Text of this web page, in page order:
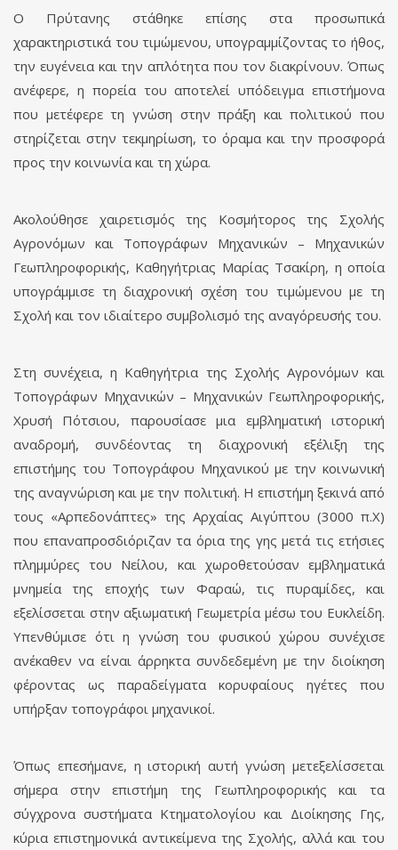
Ο Πρύτανης στάθηκε επίσης στα προσωπικά
χαρακτηριστικά του τιμώμενου, υπογραμμίζοντας το ήθος,
την ευγένεια και την απλότητα που τον διακρίνουν. Όπως
ανέφερε, η πορεία του αποτελεί υπόδειγμα επιστήμονα
που μετέφερε τη γνώση στην πράξη και πολιτικού που
στηρίζεται στην τεκμηρίωση, το όραμα και την προσφορά
προς την κοινωνία και τη χώρα.
Ακολούθησε χαιρετισμός της Κοσμήτορος της Σχολής
Αγρονόμων και Τοπογράφων Μηχανικών – Μηχανικών
Γεωπληροφορικής, Καθηγήτριας Μαρίας Τσακίρη, η οποία
υπογράμμισε τη διαχρονική σχέση του τιμώμενου με τη
Σχολή και τον ιδιαίτερο συμβολισμό της αναγόρευσής του.
Στη συνέχεια, η Καθηγήτρια της Σχολής Αγρονόμων και
Τοπογράφων Μηχανικών – Μηχανικών Γεωπληροφορικής,
Χρυσή Πότσιου, παρουσίασε μια εμβληματική ιστορική
αναδρομή, συνδέοντας τη διαχρονική εξέλιξη της
επιστήμης του Τοπογράφου Μηχανικού με την κοινωνική
της αναγνώριση και με την πολιτική. Η επιστήμη ξεκινά από
τους «Αρπεδονάπτες» της Αρχαίας Αιγύπτου (3000 π.Χ)
που επαναπροσδιόριζαν τα όρια της γης μετά τις ετήσιες
πλημμύρες του Νείλου, και χωροθετούσαν εμβληματικά
μνημεία της εποχής των Φαραώ, τις πυραμίδες, και
εξελίσσεται στην αξιωματική Γεωμετρία μέσω του Ευκλείδη.
Υπενθύμισε ότι η γνώση του φυσικού χώρου συνέχισε
ανέκαθεν να είναι άρρηκτα συνδεδεμένη με την διοίκηση
φέροντας ως παραδείγματα κορυφαίους ηγέτες που
υπήρξαν τοπογράφοι μηχανικοί.
Όπως επεσήμανε, η ιστορική αυτή γνώση μετεξελίσσεται
σήμερα στην επιστήμη της Γεωπληροφορικής και τα
σύγχρονα συστήματα Κτηματολογίου και Διοίκησης Γης,
κύρια επιστημονικά αντικείμενα της Σχολής, αλλά και του